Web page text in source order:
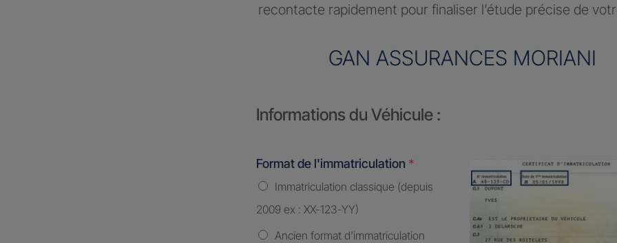
recontacte rapidement pour finaliser l’étude précise de
GAN ASSURANCES MORIANI
Informations du Véhicule :
Format de l'immatriculation *
Immatriculation classique (depuis
2009 ex : XX-123-YY)
Ancien format d'immatriculation